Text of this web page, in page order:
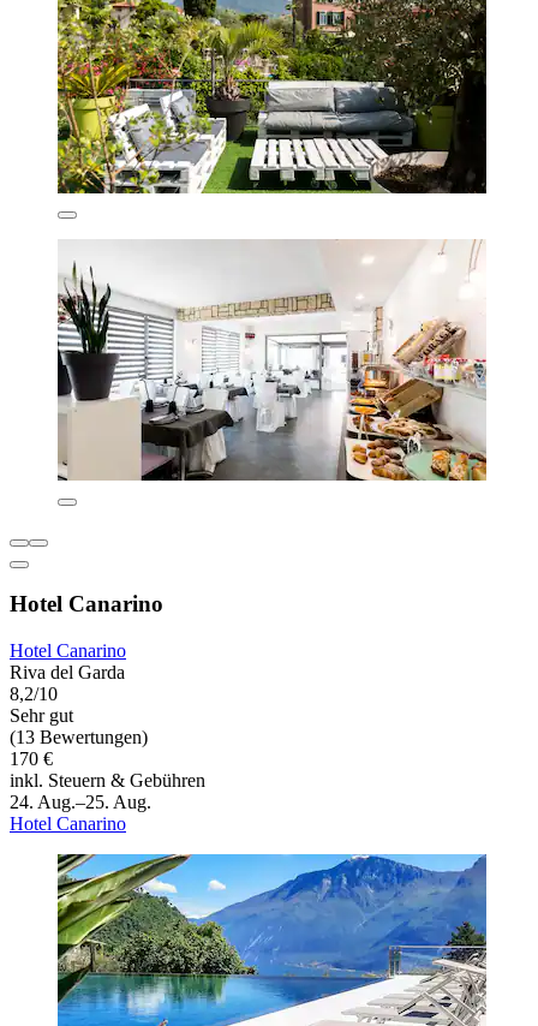
Hotel Canarino
Hotel Canarino
Riva del Garda
8,2/10
Sehr gut
(13 Bewertungen)
170 €
inkl. Steuern & Gebühren
24. Aug.–25. Aug.
Hotel Canarino